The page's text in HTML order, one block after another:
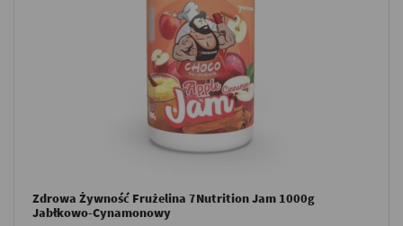
Zdrowa Żywność Frużelina 7Nutrition Jam 1000g
Jabłkowo-Cynamonowy